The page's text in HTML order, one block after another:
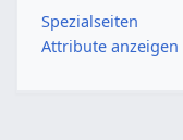
Spezialseiten
Attribute anzeigen